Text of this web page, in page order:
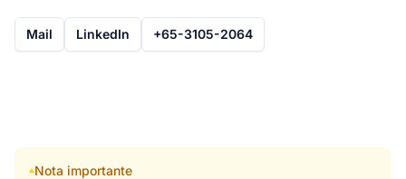
Mail LinkedIn +65-3105-2064
Nota importante